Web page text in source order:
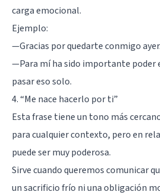
carga emocional.
Ejemplo:
—Gracias por quedarte conmigo ayer.
—Para mí ha sido importante poder
pasar eso solo.
4. “Me nace hacerlo por ti”
Esta frase tiene un tono más
para cualquier contexto, pero en
puede ser muy poderosa.
Sirve cuando queremos comunicar
un sacrificio frío ni una obligación